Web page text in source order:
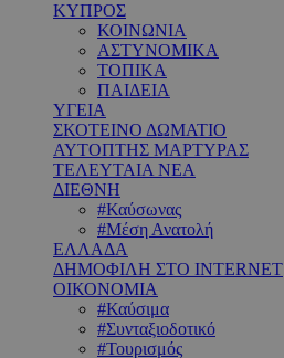
ΚΥΠΡΟΣ
ΚΟΙΝΩΝΙΑ
ΑΣΤΥΝΟΜΙΚΑ
ΤΟΠΙΚΑ
ΠΑΙΔΕΙΑ
ΥΓΕΙΑ
ΣΚΟΤΕΙΝΟ ΔΩΜΑΤΙΟ
ΑΥΤΟΠΤΗΣ ΜΑΡΤΥΡΑΣ
ΤΕΛΕΥΤΑΙΑ ΝΕΑ
ΔΙΕΘΝΗ
#Καύσωνας
#Μέση Ανατολή
ΕΛΛΑΔΑ
ΔΗΜΟΦΙΛΗ ΣΤΟ INTERNET
ΟΙΚΟΝΟΜΙΑ
#Καύσιμα
#Συνταξιοδοτικό
#Τουρισμός